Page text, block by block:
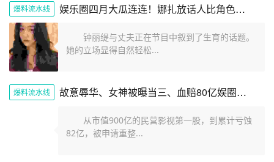
爆料流水线 娱乐圈四月大瓜连连！娜扎放话人比角色美全红婵遭网暴报警内幕
钟丽缇与丈夫正在节目中叙到了生育的话题。
她的立场显得自然轻松...
爆料流水线 故意辱华、女神被曝当三、血赔80亿娱圈的瓜一个比一个劲爆
从市值900亿的民营影视第一股，到累计亏蚀
82亿，被申请重整...